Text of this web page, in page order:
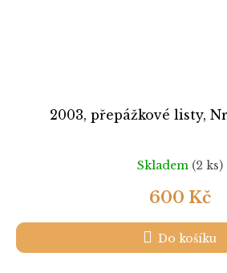
2003, přepážkové listy,
Skladem (2 ks)
600 Kč
Do košíku